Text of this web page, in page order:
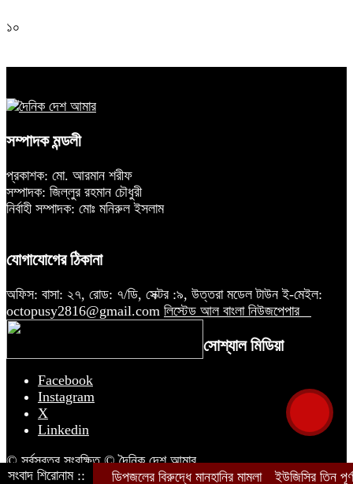
১০
সম্পাদক মন্ডলী
প্রকাশক: মো. আরমান শরীফ
সম্পাদক: জিল্লুর রহমান চৌধুরী
নির্বাহী সম্পাদক: মোঃ মনিরুল ইসলাম
যোগাযোগের ঠিকানা
অফিস: বাসা: ২৭, রোড: ৭/ডি, সেক্টর :৯, উত্তরা মডেল টাউন ই-মেইল:
octopusy2816@gmail.com লিস্টেড আল বাংলা নিউজপেপার
সোশ্যাল মিডিয়া
Facebook
Instagram
X
Linkedin
© সর্বস্বত্ব সংরক্ষিত © দৈনিক দেশ আমার
সংবাদ শিরোনাম ::
ডিপজলের বিরুদ্ধে মানহানির মামলা ইউজিসির তিন